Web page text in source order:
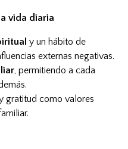
vida diaria
y un hábito de
externas negativas.
, permitiendo a cada
.
gratitud como valores